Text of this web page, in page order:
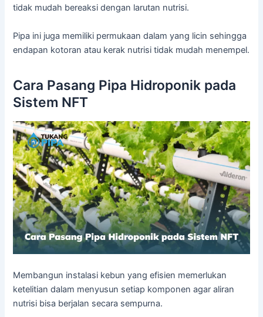
tidak mudah bereaksi dengan larutan nutrisi.
Pipa ini juga memiliki permukaan dalam yang licin sehingga
endapan kotoran atau kerak nutrisi tidak mudah menempel.
Cara Pasang Pipa Hidroponik pada
Sistem NFT
Membangun instalasi kebun yang efisien memerlukan
ketelitian dalam menyusun setiap komponen agar aliran
nutrisi bisa berjalan secara sempurna.